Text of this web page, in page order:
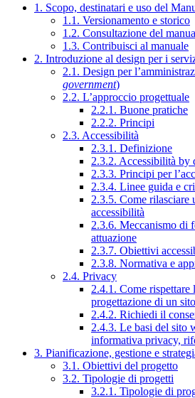
1. Scopo, destinatari e uso del
1.1. Versionamento e storico
1.2. Consultazione del
1.3. Contribuisci al manuale
2. Introduzione al design per i
2.1. Design per
government)
2.2. L’approccio progettuale
2.2.1. Buone pratiche
2.2.2. Principi
2.3. Accessibilità
2.3.1. Definizione
2.3.2. Accessibilità by
2.3.3. Principi per
2.3.4. Linee guida e
2.3.5. Come rilasciare
accessibilità
2.3.6. Meccanismo di
attuazione
2.3.7. Obiettivi
2.3.8. Normativa e
2.4. Privacy
2.4.1. Come
progettazione di un
2.4.2. Richiedi il
2.4.3. Le basi del sito
informativa privacy,
3. Pianificazione, gestione e
3.1. Obiettivi del progetto
3.2. Tipologie di progetti
3.2.1. Tipologie di